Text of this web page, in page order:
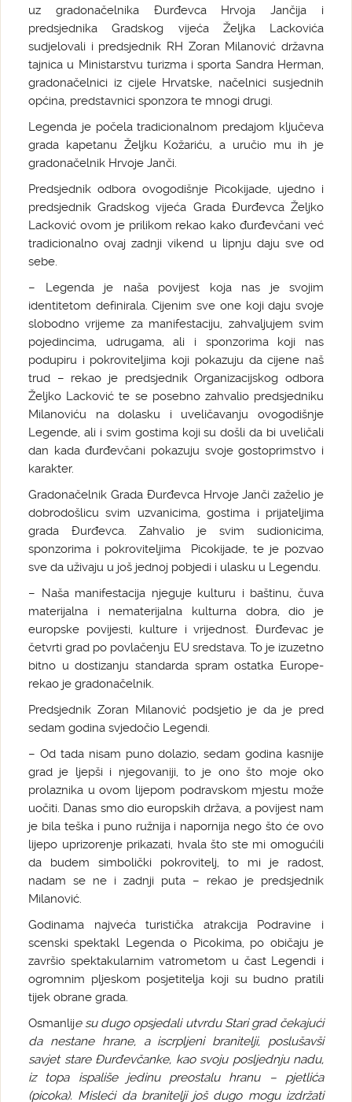
uz gradonačelnika Đurđevca Hrvoja Jančija i
predsjednika Gradskog vijeća Željka Lackovića
sudjelovali i predsjednik RH Zoran Milanović državna
tajnica u Ministarstvu turizma i sporta Sandra Herman,
gradonačelnici iz cijele Hrvatske, načelnici susjednih
općina, predstavnici sponzora te mnogi drugi.
Legenda je počela tradicionalnom predajom ključeva
grada kapetanu Željku Kožariću, a uručio mu ih je
gradonačelnik Hrvoje Janči.
Predsjednik odbora ovogodišnje Picokijade, ujedno i
predsjednik Gradskog vijeća Grada Đurđevca Željko
Lacković ovom je prilikom rekao kako đurđevčani već
tradicionalno ovaj zadnji vikend u lipnju daju sve od
sebe.
– Legenda je naša povijest koja nas je svojim
identitetom definirala. Cijenim sve one koji daju svoje
slobodno vrijeme za manifestaciju, zahvaljujem svim
pojedincima, udrugama, ali i sponzorima koji nas
podupiru i pokroviteljima koji pokazuju da cijene naš
trud – rekao je predsjednik Organizacijskog odbora
Željko Lacković te se posebno zahvalio predsjedniku
Milanoviću na dolasku i uveličavanju ovogodišnje
Legende, ali i svim gostima koji su došli da bi uveličali
dan kada đurđevčani pokazuju svoje gostoprimstvo i
karakter.
Gradonačelnik Grada Đurđevca Hrvoje Janči zaželio je
dobrodošlicu svim uzvanicima, gostima i prijateljima
grada Đurđevca. Zahvalio je svim sudionicima,
sponzorima i pokroviteljima Picokijade, te je pozvao
sve da uživaju u još jednoj pobjedi i ulasku u Legendu.
– Naša manifestacija njeguje kulturu i baštinu, čuva
materijalna i nematerijalna kulturna dobra, dio je
europske povijesti, kulture i vrijednost. Đurđevac je
četvrti grad po povlačenju EU sredstava. To je izuzetno
bitno u dostizanju standarda spram ostatka Europe-
rekao je gradonačelnik.
Predsjednik Zoran Milanović podsjetio je da je pred
sedam godina svjedočio Legendi.
– Od tada nisam puno dolazio, sedam godina kasnije
grad je ljepši i njegovaniji, to je ono što moje oko
prolaznika u ovom lijepom podravskom mjestu može
uočiti. Danas smo dio europskih država, a povijest nam
je bila teška i puno ružnija i napornija nego što će ovo
lijepo uprizorenje prikazati, hvala što ste mi omogućili
da budem simbolički pokrovitelj, to mi je radost,
nadam se ne i zadnji puta – rekao je predsjednik
Milanović.
Godinama najveća turistička atrakcija Podravine i
scenski spektakl Legenda o Picokima, po običaju je
završio spektakularnim vatrometom u čast Legendi i
ogromnim pljeskom posjetitelja koji su budno pratili
tijek obrane grada.
Osmanlije su dugo opsjedali utvrdu Stari grad čekajući
da nestane hrane, a iscrpljeni branitelji, poslušavši
savjet stare Đurđevčanke, kao svoju posljednju nadu,
iz topa ispališe jedinu preostalu hranu – pjetlića
(picoka). Misleći da branitelji još dugo mogu izdržati